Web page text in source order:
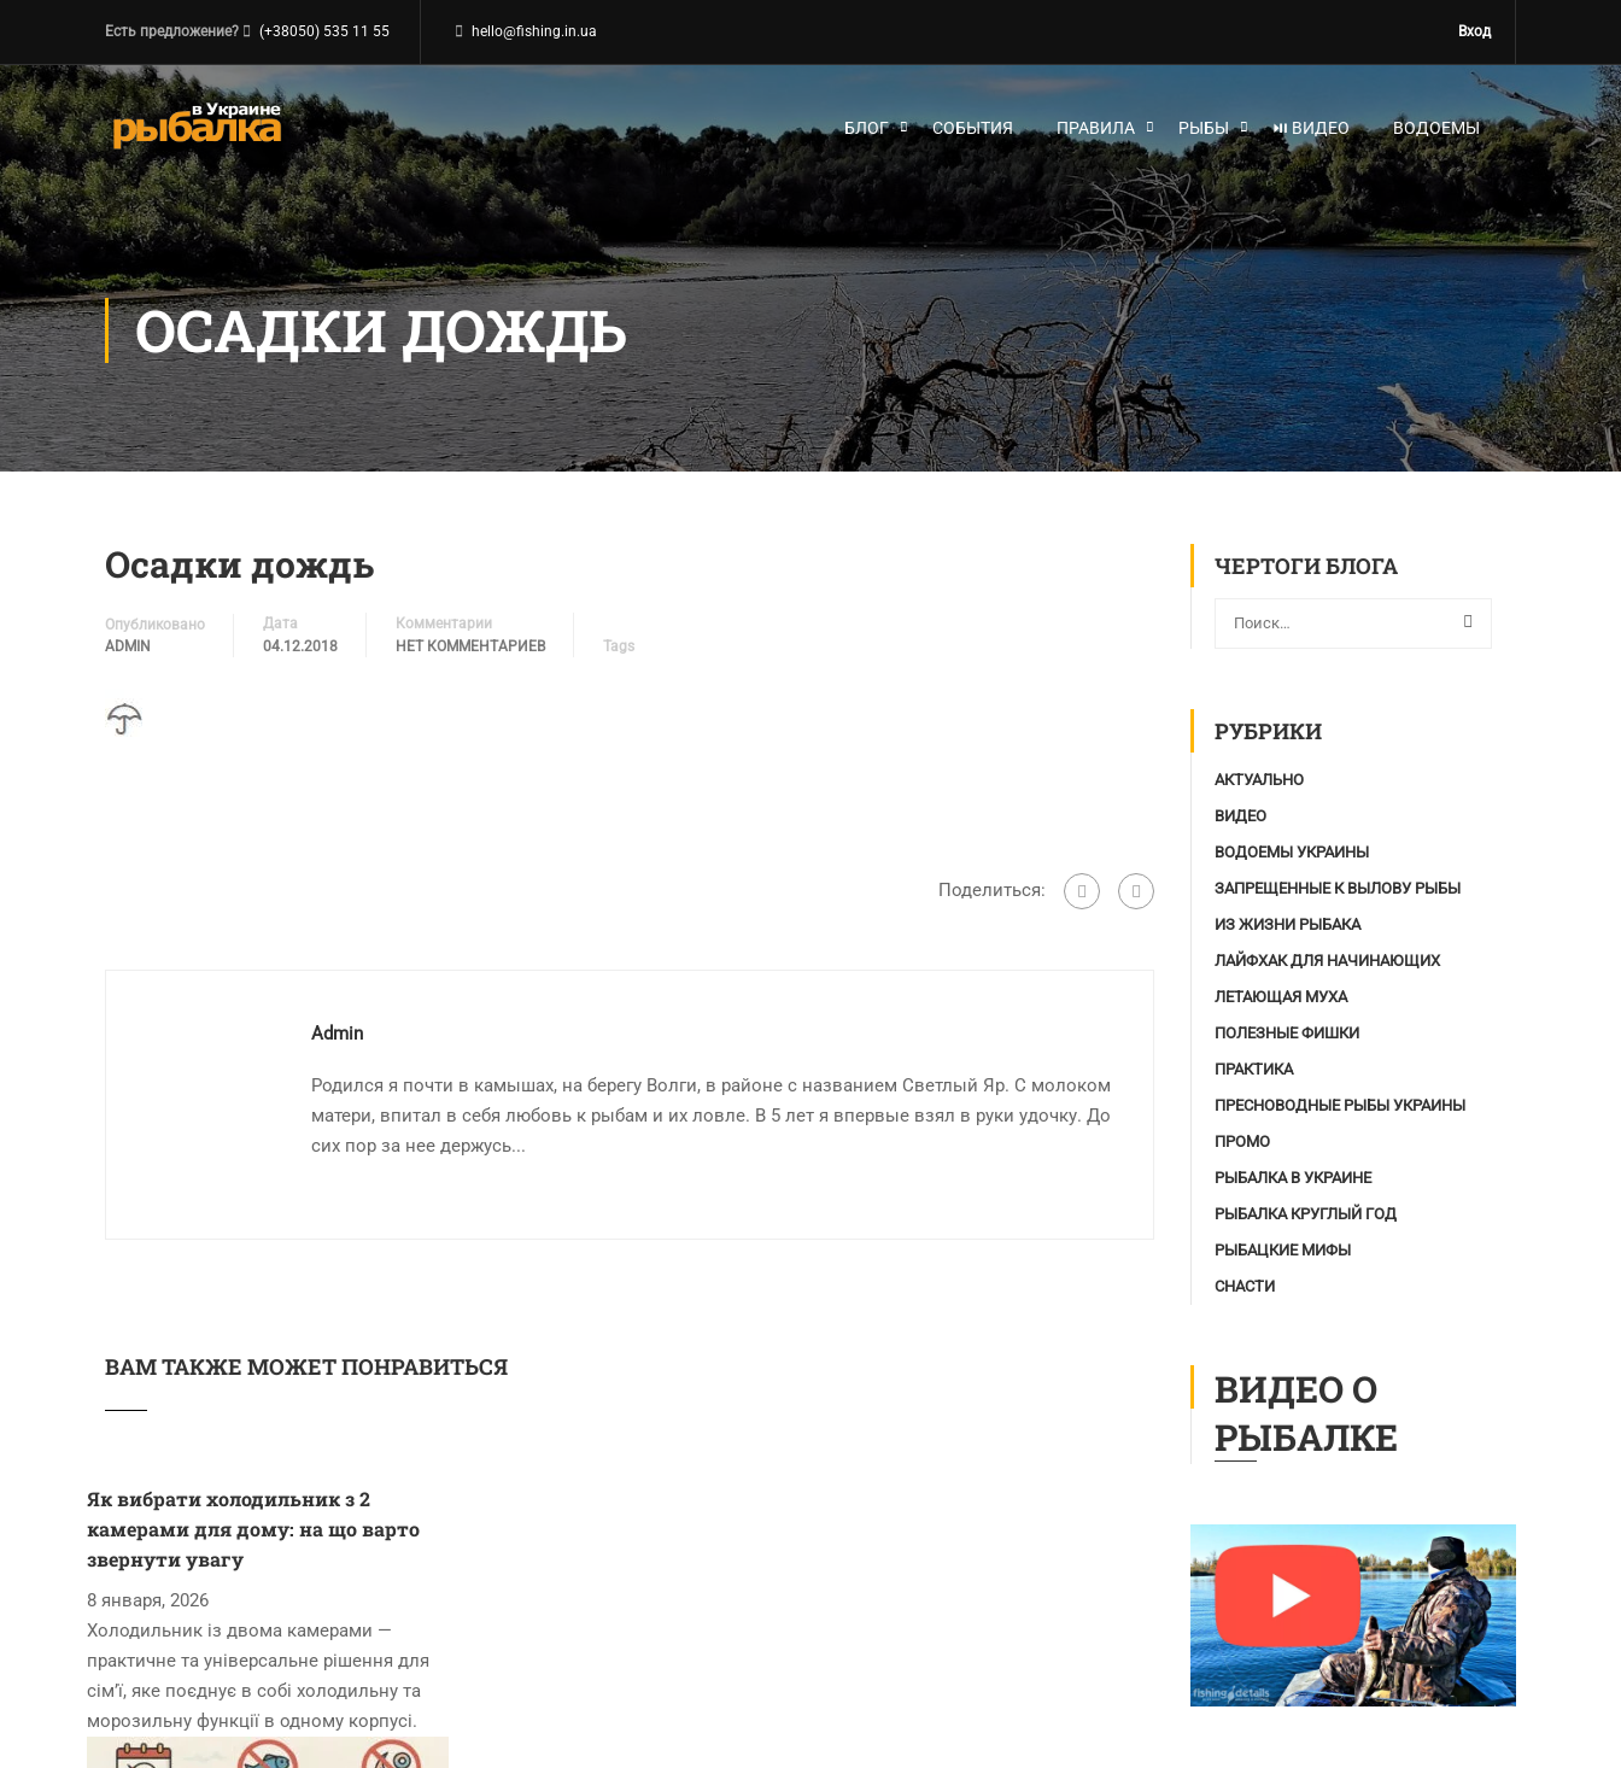
Есть предложение? (+38050) 535 11 55 hello@fishing.in.ua Вход
БЛОГ СОБЫТИЯ ПРАВИЛА РЫБЫ ⏯ ВИДЕО ВОДОЕМЫ
ОСАДКИ ДОЖДЬ
Осадки дождь
Опубликовано
ADMIN
Дата
04.12.2018
Комментарии
НЕТ КОММЕНТАРИЕВ
Tags
Поделиться:
Admin
Родился я почти в камышах, на берегу Волги, в районе с названием Светлый Яр. С молоком
матери, впитал в себя любовь к рыбам и их ловле. В 5 лет я впервые взял в руки удочку. До
сих пор за нее держусь...
ВАМ ТАКЖЕ МОЖЕТ ПОНРАВИТЬСЯ
Як вибрати холодильник з 2
камерами для дому: на що варто
звернути увагу
8 января, 2026
Холодильник із двома камерами —
практичне та універсальне рішення для
сім’ї, яке поєднує в собі холодильну та
морозильну функції в одному корпусі.
ЧЕРТОГИ БЛОГА
РУБРИКИ
АКТУАЛЬНО
ВИДЕО
ВОДОЕМЫ УКРАИНЫ
ЗАПРЕЩЕННЫЕ К ВЫЛОВУ РЫБЫ
ИЗ ЖИЗНИ РЫБАКА
ЛАЙФХАК ДЛЯ НАЧИНАЮЩИХ
ЛЕТАЮЩАЯ МУХА
ПОЛЕЗНЫЕ ФИШКИ
ПРАКТИКА
ПРЕСНОВОДНЫЕ РЫБЫ УКРАИНЫ
ПРОМО
РЫБАЛКА В УКРАИНЕ
РЫБАЛКА КРУГЛЫЙ ГОД
РЫБАЦКИЕ МИФЫ
СНАСТИ
ВИДЕО О
РЫБАЛКЕ